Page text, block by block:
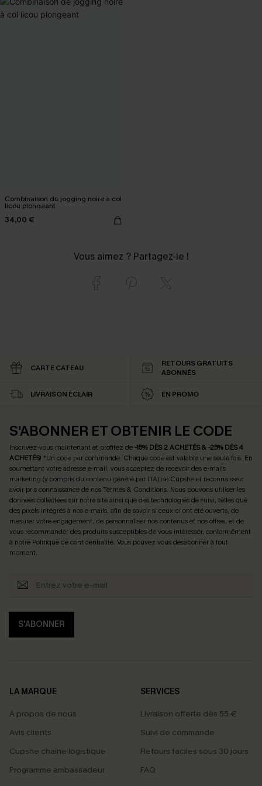
Combinaison de jogging noire à col
licou plongeant
34,00 €
Vous aimez ? Partagez-le !
CARTE CATEAU
RETOURS GRATUITS
ABONNÉS
LIVRAISON ÉCLAIR EN PROMO
S'ABONNER ET OBTENIR LE CODE
Inscrivez-vous maintenant et profitez de -15% DÈS 2 ACHETÉS & -25% DÈS 4
ACHETÉS! *Un code par commande. Chaque code est valable une seule fois. En
soumettant votre adresse e-mail, vous acceptez de recevoir des e-mails
marketing (y compris du contenu généré par l'IA) de Cupshe et reconnaissez
avoir pris connaissance de nosTermes & Conditions. Nous pouvons utiliser les
données collectées sur notre site ainsi que des technologies de suivi, telles que
des pixels intégrés à nos e-mails, afin de savoir si ceux-ci ont été ouverts, de
mesurer votre engagement, de personnaliser nos contenus et nos offres, et de
vous recommander des produits susceptibles de vous intéresser, conformément
à notre Politique de confidentialité. Vous pouvez vous désabonner à tout
moment.
S'ABONNER
LA MARQUE
À propos de nous
Avis clients
Cupshe chaîne logistique
Programme ambassadeur
SERVICES
Livraison offerte dès 55 €
Suivi de commande
Retours faciles sous 30 jours
FAQ